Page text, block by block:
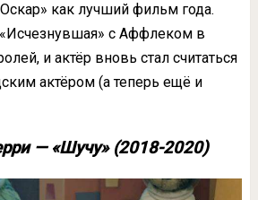
как лучший фильм года.
с Аффлеком в
и актёр вновь стал считаться
актёром (а теперь ещё и
— «Шучу» (2018-2020)